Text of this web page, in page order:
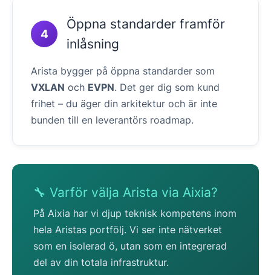
4
Öppna standarder framför
inlåsning
Arista bygger på öppna standarder som
VXLAN och EVPN. Det ger dig som kund
frihet – du äger din arkitektur och är inte
bunden till en leverantörs roadmap.
🔧 Varför välja Arista via Aixia?
På Aixia har vi djup teknisk kompetens inom
hela Aristas portfölj. Vi ser inte nätverket
som en isolerad ö, utan som en integrerad
del av din totala infrastruktur.